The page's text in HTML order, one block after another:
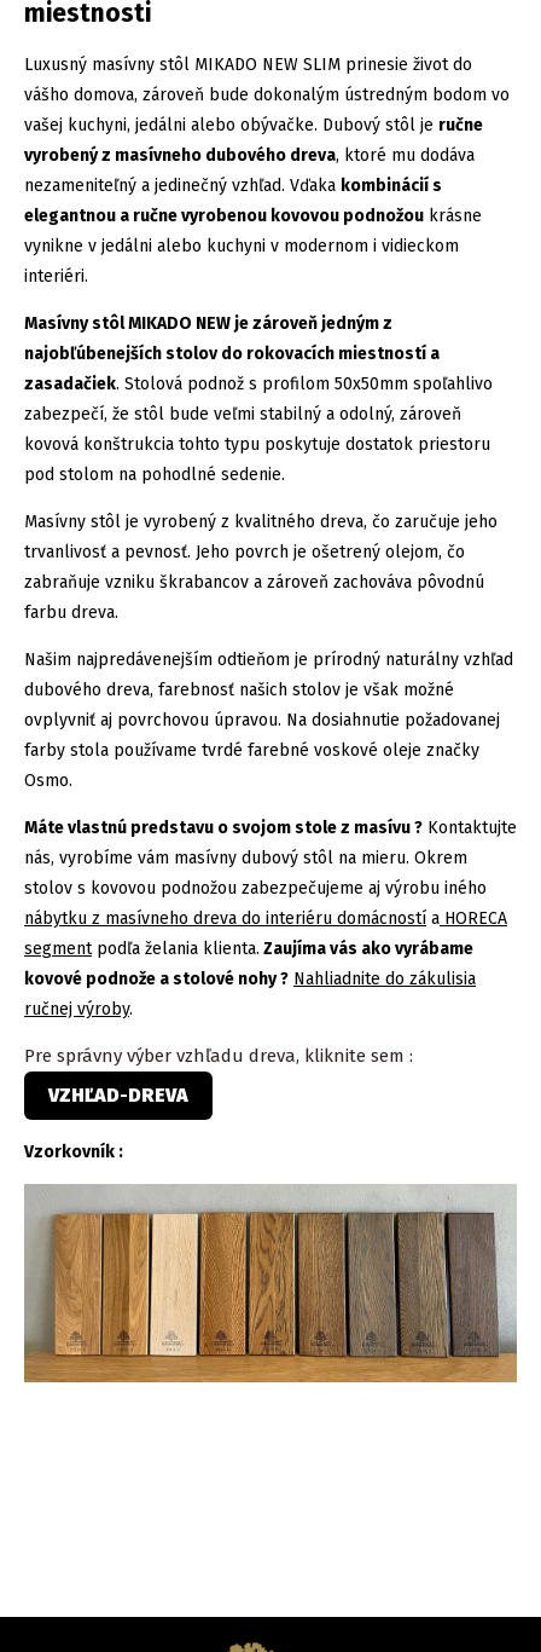
miestnosti
Luxusný masívny stôl MIKADO NEW SLIM prinesie život do
vášho domova, zároveň bude dokonalým ústredným bodom vo
vašej kuchyni, jedálni alebo obývačke. Dubový stôl je ručne
vyrobený z masívneho dubového dreva, ktoré mu dodáva
nezameniteľný a jedinečný vzhľad. Vďaka kombinácií s
elegantnou a ručne vyrobenou kovovou podnožou krásne
vynikne v jedálni alebo kuchyni v modernom i vidieckom
interiéri.
Masívny stôl MIKADO NEW je zároveň jedným z
najobľúbenejších stolov do rokovacích miestností a
zasadačiek. Stolová podnož s profilom 50x50mm spoľahlivo
zabezpečí, že stôl bude veľmi stabilný a odolný, zároveň
kovová konštrukcia tohto typu poskytuje dostatok priestoru
pod stolom na pohodlné sedenie.
Masívny stôl je vyrobený z kvalitného dreva, čo zaručuje jeho
trvanlivosť a pevnosť. Jeho povrch je ošetrený olejom, čo
zabraňuje vzniku škrabancov a zároveň zachováva pôvodnú
farbu dreva.
Našim najpredávenejším odtieňom je prírodný naturálny vzhľad
dubového dreva, farebnosť našich stolov je však možné
ovplyvniť aj povrchovou úpravou. Na dosiahnutie požadovanej
farby stola používame tvrdé farebné voskové oleje značky
Osmo.
Máte vlastnú predstavu o svojom stole z masívu ? Kontaktujte
nás, vyrobíme vám masívny dubový stôl na mieru. Okrem
stolov s kovovou podnožou zabezpečujeme aj výrobu iného
nábytku z masívneho dreva do interiéru domácností a HORECA
segment podľa želania klienta. Zaujíma vás ako vyrábame
kovové podnože a stolové nohy ? Nahliadnite do zákulisia
ručnej výroby.
Pre správny výber vzhľadu dreva, kliknite sem :
VZHĽAD-DREVA
Vzorkovník :